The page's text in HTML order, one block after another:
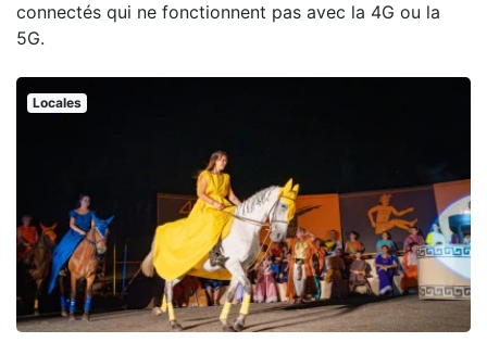
connectés qui ne fonctionnent pas avec la 4G ou la
5G.
Locales